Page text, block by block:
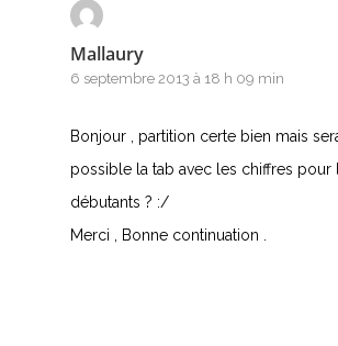
Mallaury
6 septembre 2013 à 18 h 09 min
Bonjour , partition certe bien mais
possible la tab avec les chiffres pour
débutants ? :/
Merci , Bonne continuation .